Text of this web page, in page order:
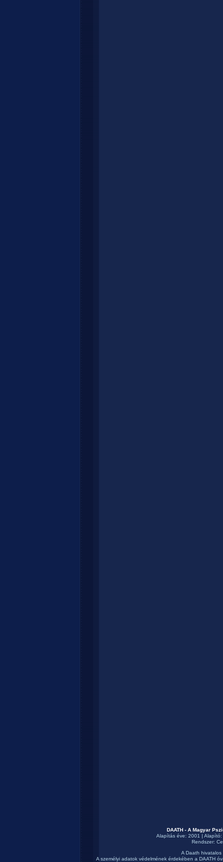
DAATH - A Magyar
Alapítás éve: 2001 | Alapító:
Rendszer:
A Daath
A személyi adatok védelmének érdekében a DAATH